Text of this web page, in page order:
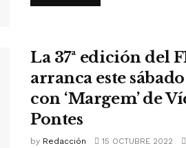
La 37ª edición del
arranca este
con ‘Margem’ de
Pontes
by Redacción 15 OCTUBRE 2022